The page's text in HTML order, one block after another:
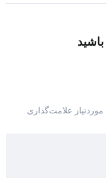
علامت‌گذاری